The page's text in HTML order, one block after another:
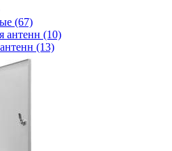
(67)
антенн (10)
(13)